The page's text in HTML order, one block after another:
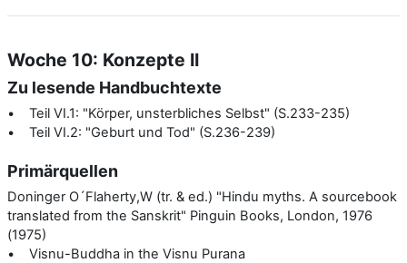
Woche 10: Konzepte II
Zu lesende Handbuchtexte
• Teil VI.1: "Körper, unsterbliches Selbst" (S.233-235)
• Teil VI.2: "Geburt und Tod" (S.236-239)
Primärquellen
Doninger O´Flaherty,W (tr. & ed.) "Hindu myths. A sourcebook
translated from the Sanskrit" Pinguin Books, London, 1976
(1975)
• Visnu-Buddha in the Visnu Purana